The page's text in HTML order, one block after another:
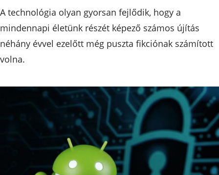
A technológia olyan gyorsan fejlődik, hogy a
mindennapi életünk részét képező számos újítás
néhány évvel ezelőtt még puszta fikciónak számított
volna.